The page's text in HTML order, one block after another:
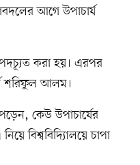
আগে উপাচার্য
পদচ্যূত করা হয়। এরপর
শরিফুল আলম।
কেউ উপাচার্যের
বিশ্ববিদ্যিালয়ে চাপা